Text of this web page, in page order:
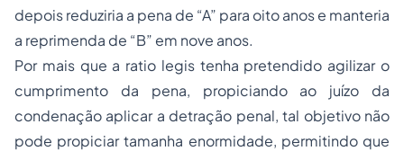
depois reduziria a pena de “A” para oito anos e manteria
a reprimenda de “B” em nove anos.
Por mais que a ratio legistenha pretendido agilizar o
cumprimento da pena, propiciando ao juízo da
condenação aplicar a detração penal, tal objetivo não
pode propiciar tamanha enormidade, permitindo que